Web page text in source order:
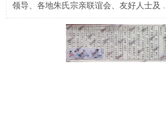
领导、各地朱氏宗亲联谊会、友好人士及 ...